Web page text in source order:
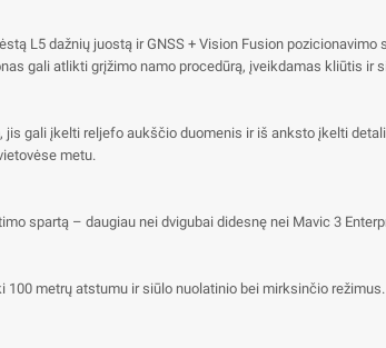
L5 dažnių juostą ir GNSS + Vision Fusion
gali atlikti grįžimo namo procedūrą, įveikdamas kliūtis ir
jis gali įkelti reljefo aukščio duomenis ir iš anksto įkelti
metu.
spartą – daugiau nei dvigubai didesnę nei Mavic 3
metrų atstumu ir siūlo nuolatinio bei mirksinčio